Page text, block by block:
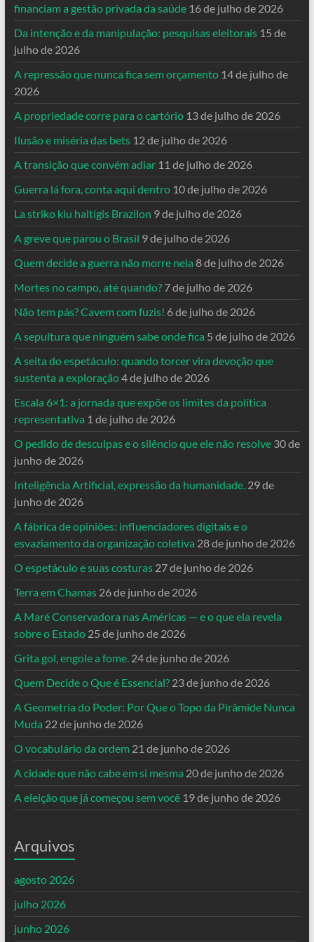
financiam a gestão privada da saúde 16 de julho de 2026
Da intenção e da manipulação: pesquisas eleitorais 15 de
julho de 2026
A repressão que nunca fica sem orçamento 14 de julho de
2026
A propriedade corre para o cartório 13 de julho de 2026
Ilusão e miséria das bets 12 de julho de 2026
A transição que convém adiar 11 de julho de 2026
Guerra lá fora, conta aqui dentro 10 de julho de 2026
La striko kiu haltigis Brazilon 9 de julho de 2026
A greve que parou o Brasil 9 de julho de 2026
Quem decide a guerra não morre nela 8 de julho de 2026
Mortes no campo, até quando? 7 de julho de 2026
Não tem pás? Cavem com fuzis! 6 de julho de 2026
A sepultura que ninguém sabe onde fica 5 de julho de 2026
A seita do espetáculo: quando torcer vira devoção que
sustenta a exploração4 de julho de 2026
Escala 6×1: a jornada que expõe os limites da política
representativa 1 de julho de 2026
O pedido de desculpas e o silêncio que ele não resolve 30 de
junho de 2026
Inteligência Artificial, expressão da humanidade. 29 de
junho de 2026
A fábrica de opiniões: influenciadores digitais e o
esvaziamento da organização coletiva 28 de junho de 2026
O espetáculo e suas costuras 27 de junho de 2026
Terra em Chamas 26 de junho de 2026
A Maré Conservadora nas Américas — e o que ela revela
sobre o Estado 25 de junho de 2026
Grita gol, engole a fome. 24 de junho de 2026
Quem Decide o Que é Essencial? 23 de junho de 2026
A Geometria do Poder: Por Que o Topo da Pirâmide Nunca
Muda 22 de junho de 2026
O vocabulário da ordem 21 de junho de 2026
A cidade que não cabe em si mesma 20 de junho de 2026
A eleição que já começou sem você 19 de junho de 2026
Arquivos
agosto 2026
julho 2026
junho 2026